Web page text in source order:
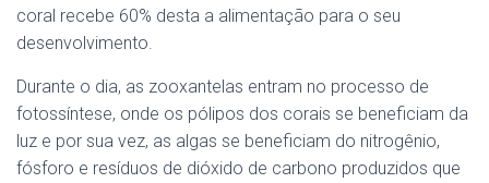
coral recebe 60% desta a alimentação para o seu
desenvolvimento.
Durante o dia, as zooxantelas entram no processo de
fotossíntese, onde os pólipos dos corais se beneficiam da
luz e por sua vez, as algas se beneficiam do nitrogênio,
fósforo e resíduos de dióxido de carbono produzidos que